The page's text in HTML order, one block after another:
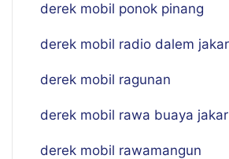
derek mobil ponok pinang
derek mobil radio dalem
derek mobil ragunan
derek mobil rawa buaya
derek mobil rawamangun